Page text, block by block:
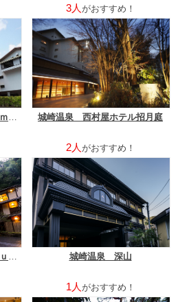
3人 がおすすめ！
城崎温泉 西村屋ホテル招月庭
2人 がおすすめ！
城崎温泉 深山
1人 がおすすめ！